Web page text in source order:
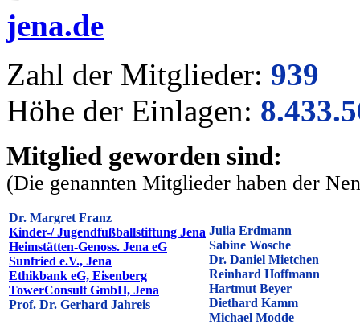
jena.de
Zahl der Mitglieder: 939
Höhe der Einlagen:
Mitglied geworden sind:
(Die genannten Mitglieder haben der
Dr. Margret Franz
Kinder-/ Jugendfußballstiftung Jena
Heimstätten-Genoss. Jena eG
Sunfried e.V., Jena
Ethikbank eG, Eisenberg
TowerConsult GmbH, Jena
Prof. Dr. Gerhard Jahreis
Julia Erdmann
Sabine Wosche
Dr. Daniel Mietchen
Reinhard Hoffmann
Hartmut Beyer
Diethard Kamm
Michael Modde